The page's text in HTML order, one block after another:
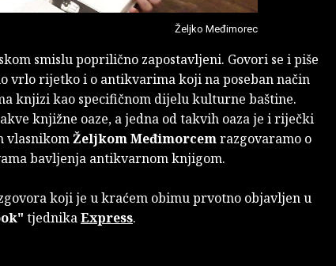
Željko Međimorec
smislu poprilično zapostavljeni. Govori se i piše
vrlo rijetko i o antikvarima koji na poseban način
knjizi kao specifičnom dijelu kulturne baštine.
knjižne oaze, a jedna od takvih oaza je i riječki
vlasnikomŽeljkom Međimorcemrazgovaramo o
bavljenja antikvarnom knjigom.
koji je u kraćem obimu prvotno objavljen u
tjednikaExpress.